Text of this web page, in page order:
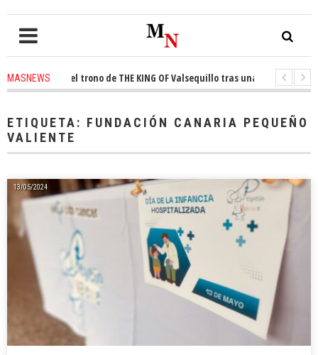
MASNEWSel trono de THE KING OF Valsequillo tras una jornada de
ETIQUETA: FUNDACIÓN CANARIA PEQUEÑO
VALIENTE
13/05/2024